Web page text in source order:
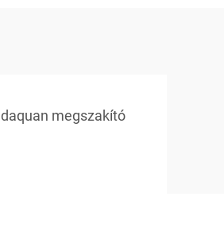
daquan megszakító